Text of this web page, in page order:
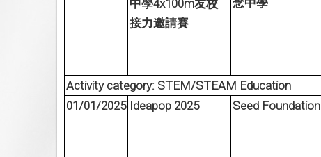
中學4x100m友校
接力邀請賽
念中學
Activity category: STEM/STEAM Education
01/01/2025 Ideapop 2025 Seed Foundation